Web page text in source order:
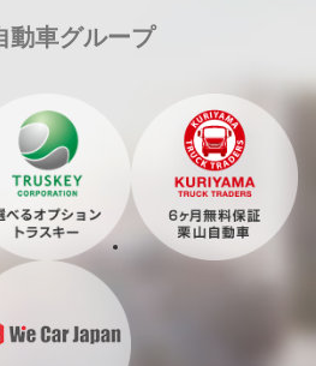
動車グループ